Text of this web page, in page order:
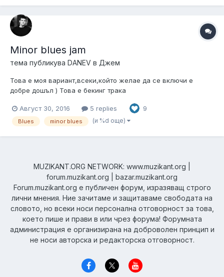
Minor blues jam
тема публикува DANEV в Джем
Това е моя вариант,всеки,който желае да се включи е
добре дошъл ) Това е бекинг трака
Август 30, 2016 5 replies 9
Blues minor blues (и %d още)
MUZIKANT.ORG NETWORK: www.muzikant.org |
forum.muzikant.org | bazar.muzikant.org
Forum.muzikant.org е публичен форум, изразяващ строго
лични мнения. Ние зачитаме и защитаваме свободата на
словото, но всеки носи персонална отговорност за това,
което пише и прави в или чрез форума! Форумната
администрация е организирана на доброволен принцип и
не носи авторска и редакторска отговорност.